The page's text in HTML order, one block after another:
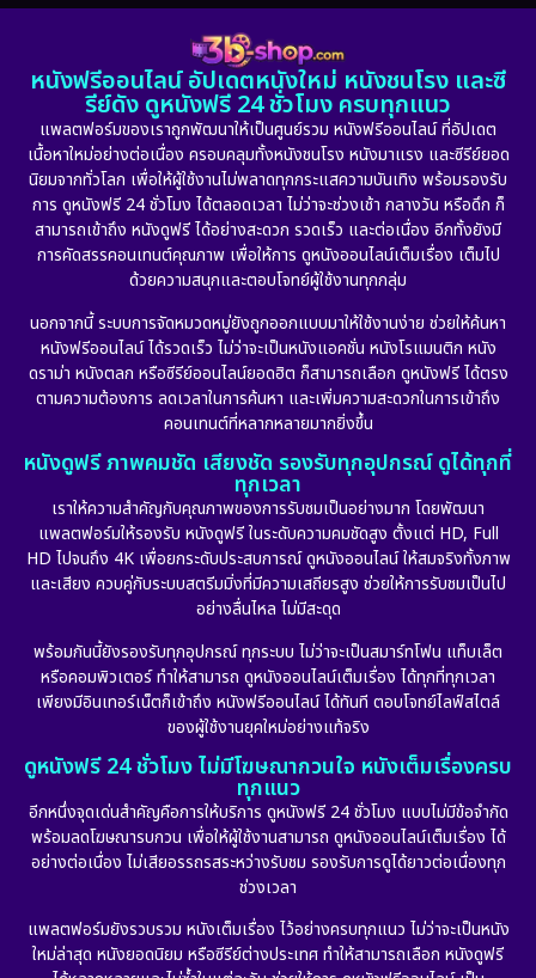
หนังฟรีออนไลน์ อัปเดตหนังใหม่ หนังชนโรง และซี
รีย์ดัง ดูหนังฟรี 24 ชั่วโมง ครบทุกแนว
แพลตฟอร์มของเราถูกพัฒนาให้เป็นศูนย์รวม หนังฟรีออนไลน์ ที่อัปเดต
เนื้อหาใหม่อย่างต่อเนื่อง ครอบคลุมทั้งหนังชนโรง หนังมาแรง และซีรีย์ยอด
นิยมจากทั่วโลก เพื่อให้ผู้ใช้งานไม่พลาดทุกกระแสความบันเทิง พร้อมรองรับ
การ ดูหนังฟรี 24 ชั่วโมง ได้ตลอดเวลา ไม่ว่าจะช่วงเช้า กลางวัน หรือดึก ก็
สามารถเข้าถึง หนังดูฟรี ได้อย่างสะดวก รวดเร็ว และต่อเนื่อง อีกทั้งยังมี
การคัดสรรคอนเทนต์คุณภาพ เพื่อให้การ ดูหนังออนไลน์เต็มเรื่อง เต็มไป
ด้วยความสนุกและตอบโจทย์ผู้ใช้งานทุกกลุ่ม
นอกจากนี้ ระบบการจัดหมวดหมู่ยังถูกออกแบบมาให้ใช้งานง่าย ช่วยให้ค้นหา
หนังฟรีออนไลน์ ได้รวดเร็ว ไม่ว่าจะเป็นหนังแอคชั่น หนังโรแมนติก หนัง
ดราม่า หนังตลก หรือซีรีย์ออนไลน์ยอดฮิต ก็สามารถเลือก ดูหนังฟรี ได้ตรง
ตามความต้องการ ลดเวลาในการค้นหา และเพิ่มความสะดวกในการเข้าถึง
คอนเทนต์ที่หลากหลายมากยิ่งขึ้น
หนังดูฟรี ภาพคมชัด เสียงชัด รองรับทุกอุปกรณ์ ดูได้ทุกที่
ทุกเวลา
เราให้ความสำคัญกับคุณภาพของการรับชมเป็นอย่างมาก โดยพัฒนา
แพลตฟอร์มให้รองรับ หนังดูฟรี ในระดับความคมชัดสูง ตั้งแต่ HD, Full
HD ไปจนถึง 4K เพื่อยกระดับประสบการณ์ ดูหนังออนไลน์ ให้สมจริงทั้งภาพ
และเสียง ควบคู่กับระบบสตรีมมิ่งที่มีความเสถียรสูง ช่วยให้การรับชมเป็นไป
อย่างลื่นไหล ไม่มีสะดุด
พร้อมกันนี้ยังรองรับทุกอุปกรณ์ ทุกระบบ ไม่ว่าจะเป็นสมาร์ทโฟน แท็บเล็ต
หรือคอมพิวเตอร์ ทำให้สามารถ ดูหนังออนไลน์เต็มเรื่อง ได้ทุกที่ทุกเวลา
เพียงมีอินเทอร์เน็ตก็เข้าถึง หนังฟรีออนไลน์ ได้ทันที ตอบโจทย์ไลฟ์สไตล์
ของผู้ใช้งานยุคใหม่อย่างแท้จริง
ดูหนังฟรี 24 ชั่วโมง ไม่มีโฆษณากวนใจ หนังเต็มเรื่องครบ
ทุกแนว
อีกหนึ่งจุดเด่นสำคัญคือการให้บริการ ดูหนังฟรี 24 ชั่วโมง แบบไม่มีข้อจำกัด
พร้อมลดโฆษณารบกวน เพื่อให้ผู้ใช้งานสามารถ ดูหนังออนไลน์เต็มเรื่อง ได้
อย่างต่อเนื่อง ไม่เสียอรรถรสระหว่างรับชม รองรับการดูได้ยาวต่อเนื่องทุก
ช่วงเวลา
แพลตฟอร์มยังรวบรวม หนังเต็มเรื่อง ไว้อย่างครบทุกแนว ไม่ว่าจะเป็นหนัง
ใหม่ล่าสุด หนังยอดนิยม หรือซีรีย์ต่างประเทศ ทำให้สามารถเลือก หนังดูฟรี